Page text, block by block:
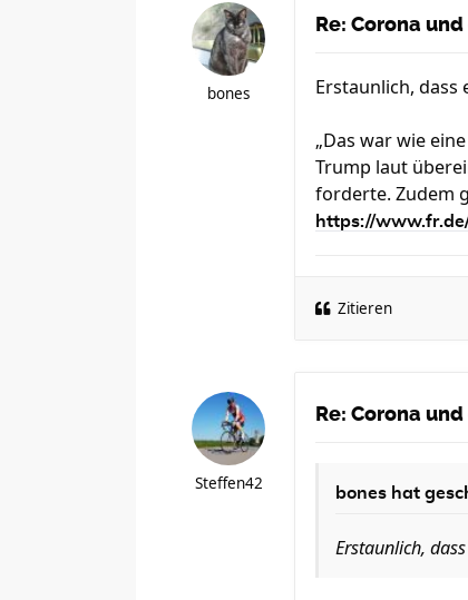
bones
Re: Corona
Erstaunlich,
„Das war wie
Trump laut
forderte. Zudem
https://
Zitieren
Steffen42
Re: Corona
bones hat
Erstaunlich,